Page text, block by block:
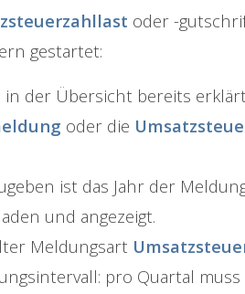
oder -
gestartet:
in der Übersicht bereits
oder die
ist das Jahr der
und angezeigt.
Meldungsart
pro Quartal